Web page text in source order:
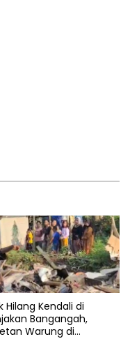
Hilang Kendali di
Bangangah,
Warung di